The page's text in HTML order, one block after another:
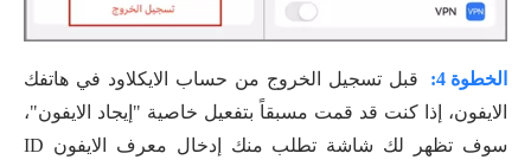
الخطوة 4:
قبل تسجيل الخروج من حساب الايكلاود في هاتفك
الايفون، إذا كنت قد قمت مسبقاً بتفعيل خاصية "إيجاد الايفون"،
سوف تظهر لك شاشة تطلب منك إدخال معرف الايفون ID